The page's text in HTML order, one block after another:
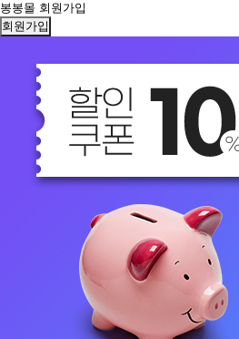
봉봉몰 회원가입
회원가입